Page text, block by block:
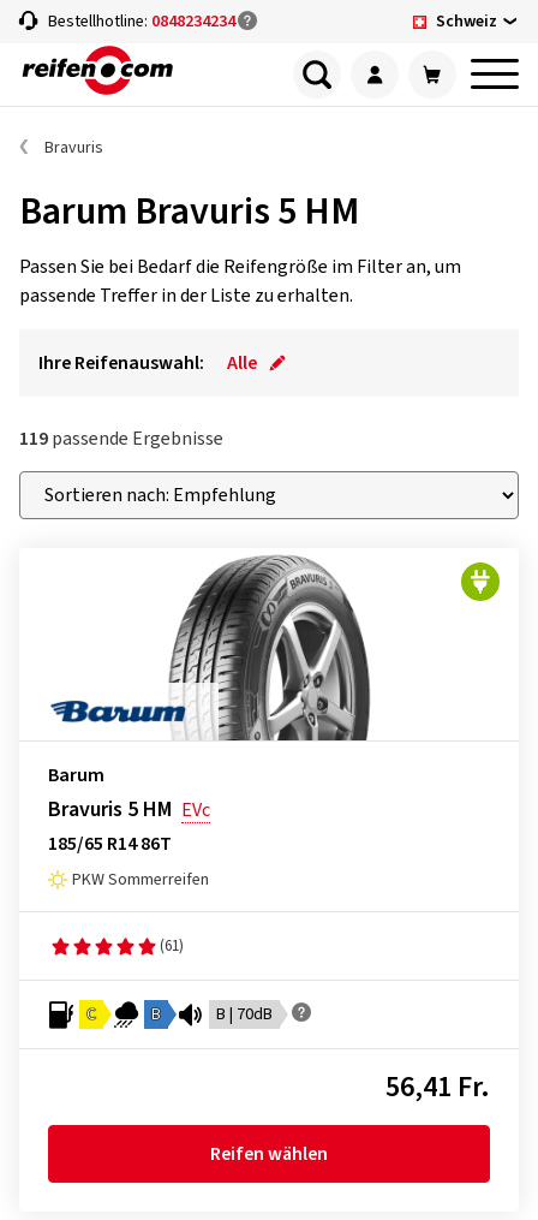
Bestellhotline: 0848234234 Schweiz
Bravuris
Barum Bravuris 5 HM
Passen Sie bei Bedarf die Reifengröße im Filter an, um
passende Treffer in der Liste zu erhalten.
Ihre Reifenauswahl: Alle
119passende Ergebnisse
Barum
Bravuris 5 HM EVc
185/65 R14 86T
PKW Sommerreifen
(61)
C B B | 70dB
56,41 Fr.
Reifen wählen